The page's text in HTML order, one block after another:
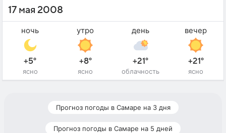
17 мая 2008
ночь
+5°
ясно
утро
+8°
ясно
день
+21°
облачность
вечер
+21°
ясно
Прогноз погоды в Самаре на 3 дня
Прогноз погоды в Самаре на 5 дней